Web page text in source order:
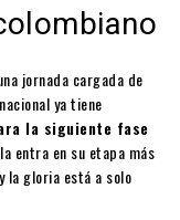
jornada cargada de
ya tiene
la siguiente fase
entra en su etapa más
la gloria está a solo